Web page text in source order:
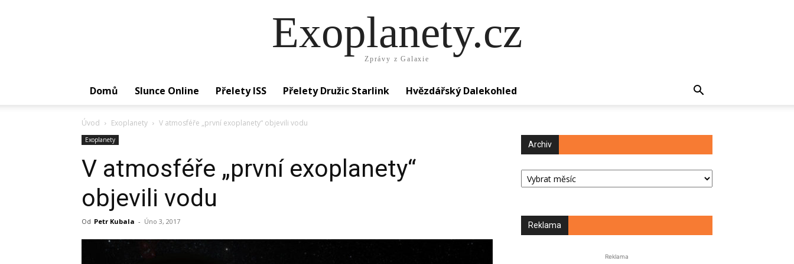
Exoplanety.cz
Zprávy z Galaxie
Domů Slunce Online Přelety ISS Přelety Družic Starlink Hvězdářský Dalekohled
Úvod Exoplanety V atmosféře „první exoplanety“ objevili vodu
Exoplanety
V atmosféře „první exoplanety“
objevili vodu
Od Petr Kubala - Úno 3, 2017
Archiv
Archiv
Reklama
Reklama